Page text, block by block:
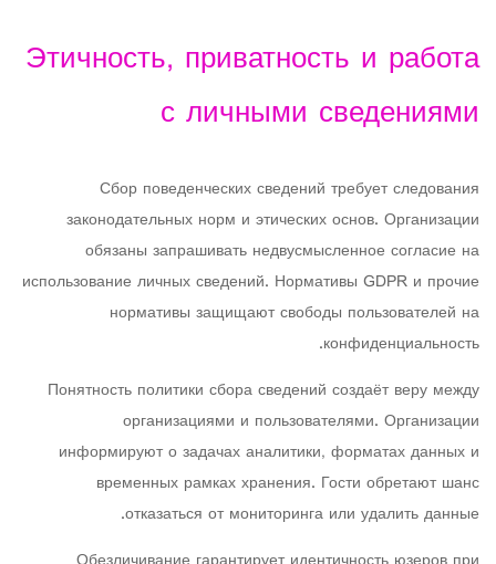
Этичность, приватность и работа
с личными сведениями
Сбор поведенческих сведений требует следования
законодательных норм и этических основ. Организации
обязаны запрашивать недвусмысленное согласие на
использование личных сведений. Нормативы GDPR и прочие
нормативы защищают свободы пользователей на
конфиденциальность.
Понятность политики сбора сведений создаёт веру между
организациями и пользователями. Организации
информируют о задачах аналитики, форматах данных и
временных рамках хранения. Гости обретают шанс
отказаться от мониторинга или удалить данные.